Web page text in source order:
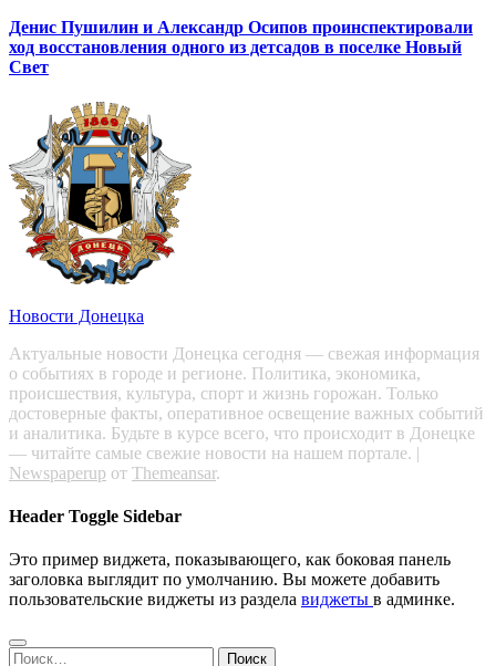
Денис Пушилин и Александр Осипов проинспектировали
ход восстановления одного из детсадов в поселке Новый
Свет
Новости Донецка
Актуальные новости Донецка сегодня — свежая информация
о событиях в городе и регионе. Политика, экономика,
происшествия, культура, спорт и жизнь горожан. Только
достоверные факты, оперативное освещение важных событий
и аналитика. Будьте в курсе всего, что происходит в Донецке
— читайте самые свежие новости на нашем портале. |
Newspaperup от Themeansar.
Header Toggle Sidebar
Это пример виджета, показывающего, как боковая панель
заголовка выглядит по умолчанию. Вы можете добавить
пользовательские виджеты из раздела виджеты в админке.
Найти: